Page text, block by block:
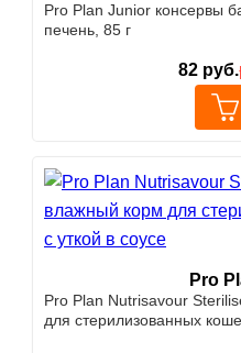
Pro Plan Junior консервы
печень, 85 г
82 руб.
Pro
Pro Plan Nutrisavour
для стерилизованных